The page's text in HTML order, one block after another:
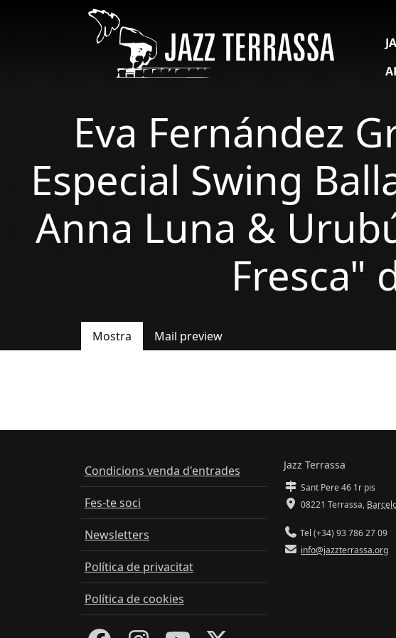
Eva Fernández
Especial Swing
Anna Luna &
Fresca"
Pestanyes primàries
Mostra Mail preview
Condicions venda d'entrades
Fes-te soci
Newsletters
Política de privacitat
Política de cookies
Jazz Terrassa
Sant Pere 46 1r pis
08221 Terrassa,
Tel (+34) 93 786 27 09
info@jazzterrassa.org